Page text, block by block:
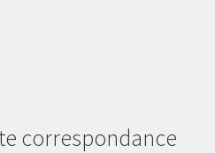
correspondance